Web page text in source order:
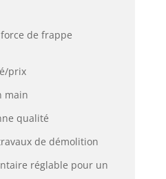
de frappe
prix
main
qualité
de démolition
réglable pour un